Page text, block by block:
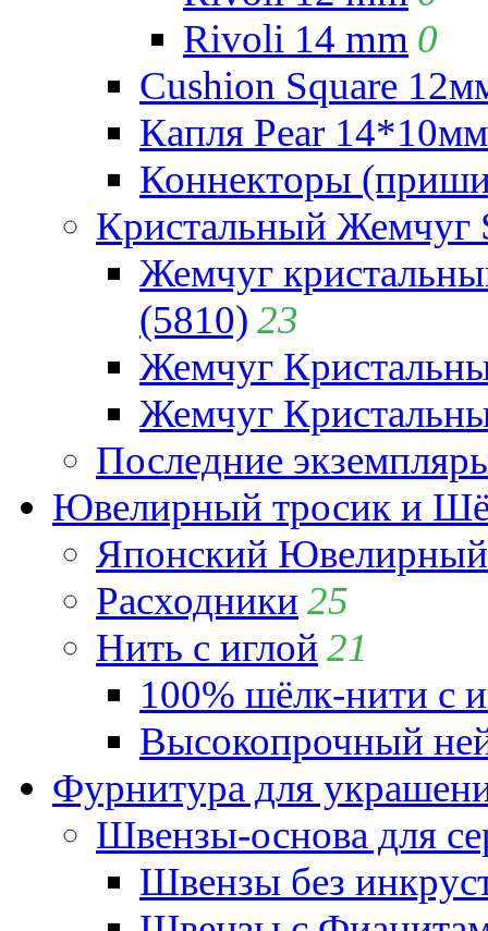
Rivoli 14 mm 0
Cushion Square
Капля Pear
Коннекторы
Кристальный Жемчуг
Жемчуг
(5810) 23
Жемчуг
Жемчуг
Последние
Ювелирный тросик и
Японский
Расходники 25
Нить с иглой 21
100% шёлк-нити с
Высокопрочный
Фурнитура для
Швензы-основа для
Швензы без